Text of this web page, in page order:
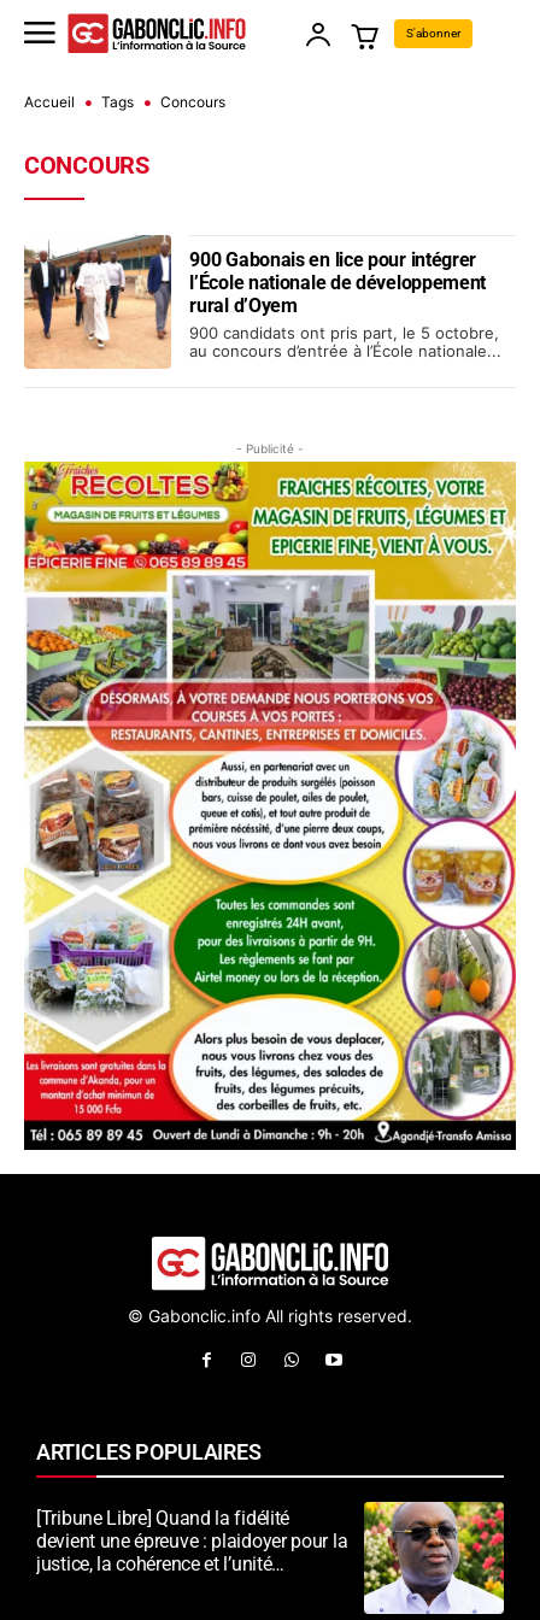
S'abonner
Accueil Tags Concours
CONCOURS
900 Gabonais en lice pour intégrer
l’École nationale de développement
rural d’Oyem
900 candidats ont pris part, le 5 octobre,
au concours d’entrée à l’École nationale...
- Publicité -
© Gabonclic.info All rights reserved.
ARTICLES POPULAIRES
[Tribune Libre] Quand la fidélité
devient une épreuve : plaidoyer pour la
justice, la cohérence et l’unité